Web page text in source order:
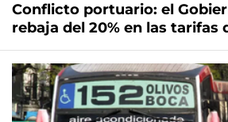
Conflicto portuario: el
rebaja del 20% en las tarifas